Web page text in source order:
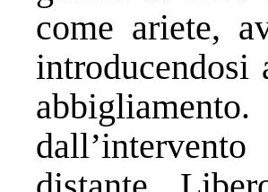
come ariete,
introducendosi